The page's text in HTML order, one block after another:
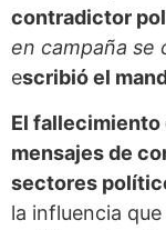
contradictor
en campaña se
escribió el
El fallecimiento
mensajes de
sectores
la influencia